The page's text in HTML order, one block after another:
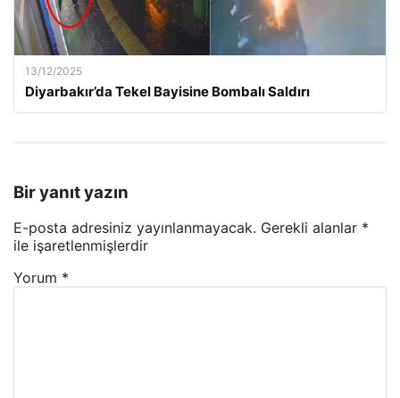
13/12/2025
Diyarbakır’da Tekel Bayisine Bombalı Saldırı
Bir yanıt yazın
E-posta adresiniz yayınlanmayacak. Gerekli alanlar *
ile işaretlenmişlerdir
Yorum *